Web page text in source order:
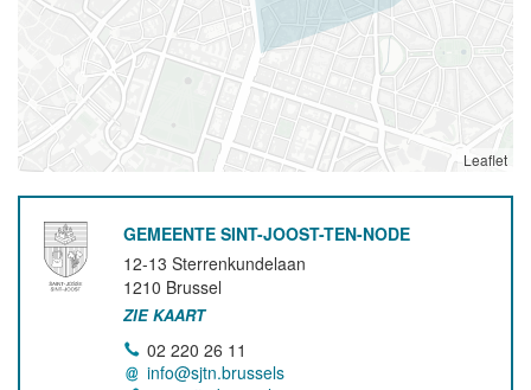
Leaflet
GEMEENTE SINT-JOOST-TEN-NODE
12-13 Sterrenkundelaan
1210 Brussel
ZIE KAART
02 220 26 11
info@sjtn.brussels